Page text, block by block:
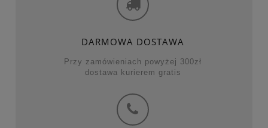
DARMOWA DOSTAWA
Przy zamówieniach powyżej 300zł
dostawa kurierem gratis